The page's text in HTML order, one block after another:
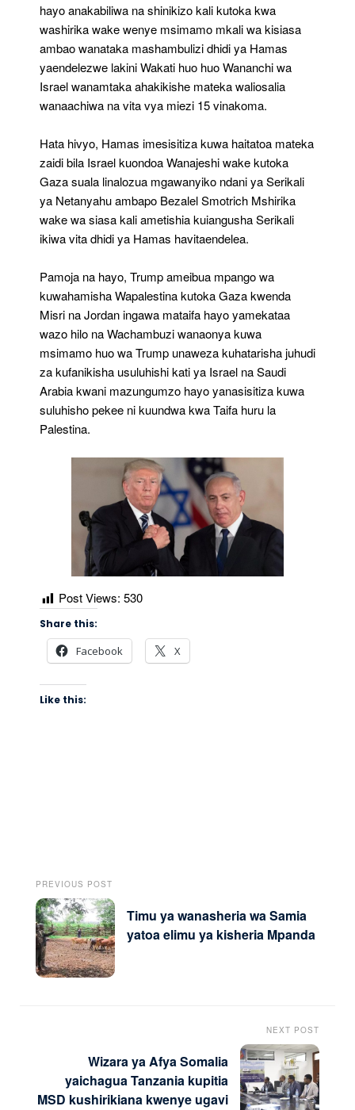
hayo anakabiliwa na shinikizo kali kutoka kwa
washirika wake wenye msimamo mkali wa kisiasa
ambao wanataka mashambulizi dhidi ya Hamas
yaendelezwe lakini Wakati huo huo Wananchi wa
Israel wanamtaka ahakikishe mateka waliosalia
wanaachiwa na vita vya miezi 15 vinakoma.
Hata hivyo, Hamas imesisitiza kuwa haitatoa mateka
zaidi bila Israel kuondoa Wanajeshi wake kutoka
Gaza suala linalozua mgawanyiko ndani ya Serikali
ya Netanyahu ambapo Bezalel Smotrich Mshirika
wake wa siasa kali ametishia kuiangusha Serikali
ikiwa vita dhidi ya Hamas havitaendelea.
Pamoja na hayo, Trump ameibua mpango wa
kuwahamisha Wapalestina kutoka Gaza kwenda
Misri na Jordan ingawa mataifa hayo yamekataa
wazo hilo na Wachambuzi wanaonya kuwa
msimamo huo wa Trump unaweza kuhatarisha juhudi
za kufanikisha usuluhishi kati ya Israel na Saudi
Arabia kwani mazungumzo hayo yanasisitiza kuwa
suluhisho pekee ni kuundwa kwa Taifa huru la
Palestina.
Post Views: 530
Share this:
Facebook X
Like this:
PREVIOUS POST
Timu ya wanasheria wa Samia
yatoa elimu ya kisheria Mpanda
NEXT POST
Wizara ya Afya Somalia
yaichagua Tanzania kupitia
MSD kushirikiana kwenye ugavi